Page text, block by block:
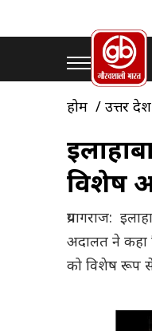
होम उत्तर प्रदेश
विशेष
प्रयागराज:
अदालत ने कहा
को विशेष रूप